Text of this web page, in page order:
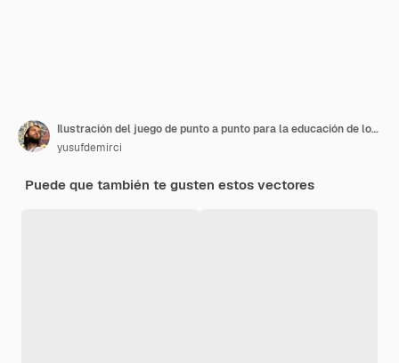
Ilustración del juego de punto a punto para la educación de los niños
yusufdemirci
Puede que también te gusten estos vectores